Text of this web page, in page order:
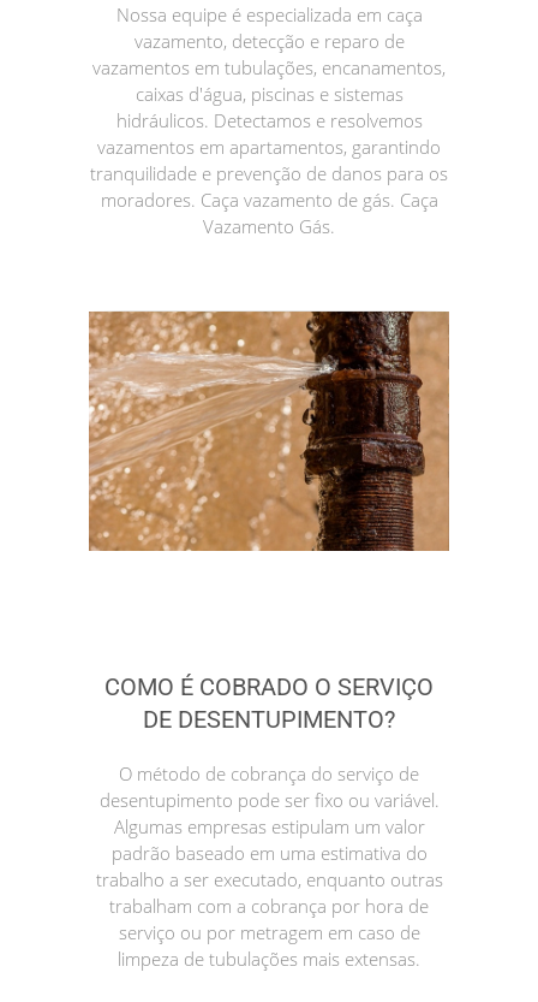
Nossa equipe é especializada em caça
vazamento, detecção e reparo de
vazamentos em tubulações, encanamentos,
caixas d'água, piscinas e sistemas
hidráulicos. Detectamos e resolvemos
vazamentos em apartamentos, garantindo
tranquilidade e prevenção de danos para os
moradores. Caça vazamento de gás. Caça
Vazamento Gás.
COMO É COBRADO O SERVIÇO
DE DESENTUPIMENTO?
O método de cobrança do serviço de
desentupimento pode ser fixo ou variável.
Algumas empresas estipulam um valor
padrão baseado em uma estimativa do
trabalho a ser executado, enquanto outras
trabalham com a cobrança por hora de
serviço ou por metragem em caso de
limpeza de tubulações mais extensas.